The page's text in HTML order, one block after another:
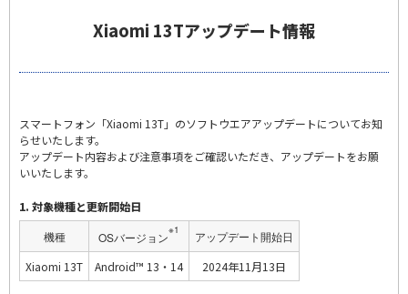
Xiaomi 13Tアップデート情報
スマートフォン「Xiaomi 13T」のソフトウエアアップデートについてお知
らせいたします。
アップデート内容および注意事項をご確認いただき、アップデートをお願
いいたします。
1. 対象機種と更新開始日
機種
OSバージョン※1
アップデート開始日
Xiaomi 13T
Android™ 13・14 2024年11月13日